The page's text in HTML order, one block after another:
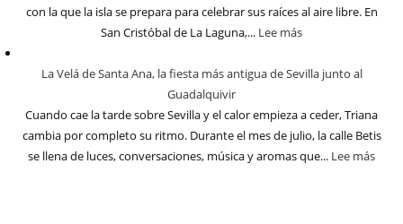
con la que la isla se prepara para celebrar sus raíces al aire libre. En
San Cristóbal de La Laguna,... Lee más
La Velá de Santa Ana, la fiesta más antigua de Sevilla junto al
Guadalquivir
Cuando cae la tarde sobre Sevilla y el calor empieza a ceder, Triana
cambia por completo su ritmo. Durante el mes de julio, la calle Betis
se llena de luces, conversaciones, música y aromas que... Lee más